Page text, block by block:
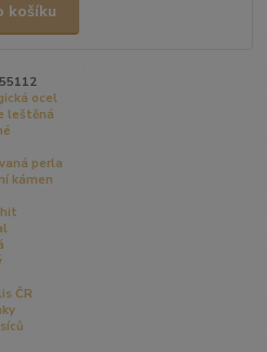
košíku
ocel
leštěná
perla
kámen
ČR